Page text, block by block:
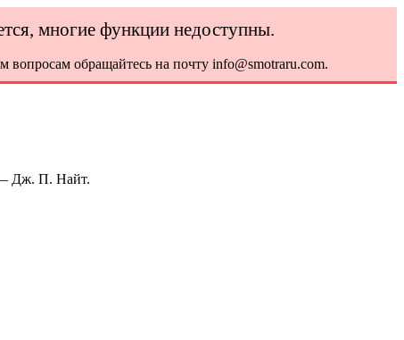
многие функции недоступны.
вопросам обращайтесь на почту info@smotraru.com.
— Дж. П. Найт.